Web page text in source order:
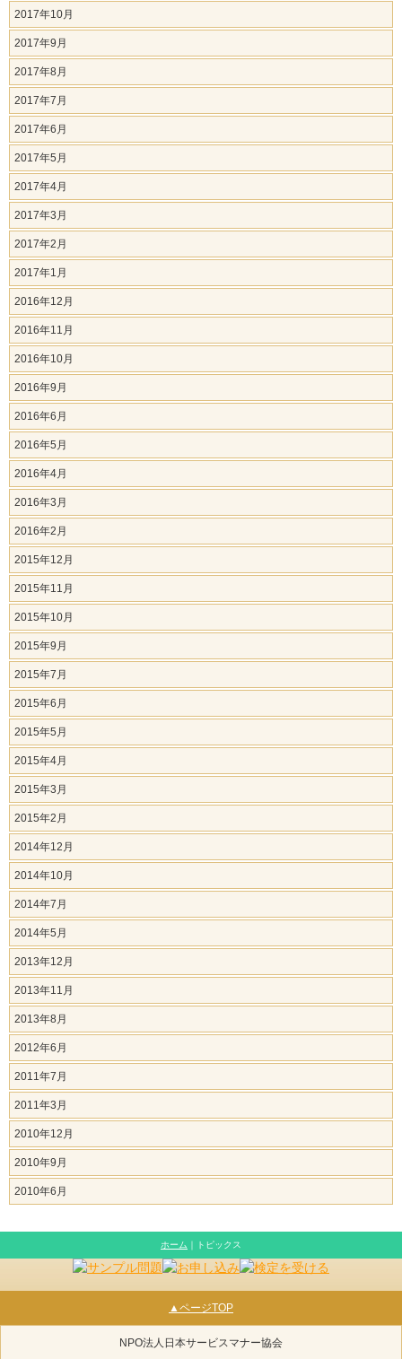
2017年10月
2017年9月
2017年8月
2017年7月
2017年6月
2017年5月
2017年4月
2017年3月
2017年2月
2017年1月
2016年12月
2016年11月
2016年10月
2016年9月
2016年6月
2016年5月
2016年4月
2016年3月
2016年2月
2015年12月
2015年11月
2015年10月
2015年9月
2015年7月
2015年6月
2015年5月
2015年4月
2015年3月
2015年2月
2014年12月
2014年10月
2014年7月
2014年5月
2013年12月
2013年11月
2013年8月
2012年6月
2011年7月
2011年3月
2010年12月
2010年9月
2010年6月
ホーム ｜トピックス
▲ページTOP
NPO法人日本サービスマナー協会